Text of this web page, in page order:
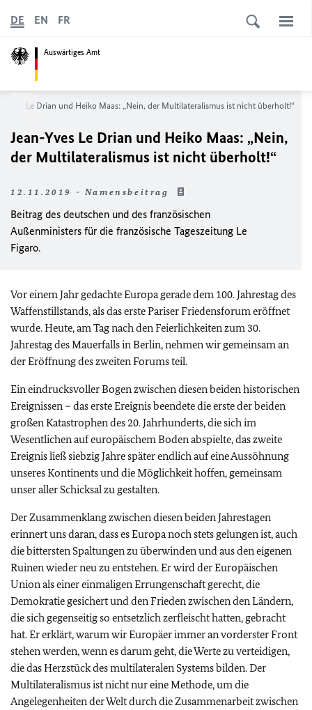
Auswärtiges Amt
DE EN FR
Yves Le Drian und Heiko Maas: „Nein, der Multilateralismus ist nicht überholt!“
Jean-Yves Le Drian und Heiko Maas: „Nein,
der Multilateralismus ist nicht überholt!“
12.11.2019 - Namensbeitrag
Beitrag des deutschen und des französischen
Außenministers für die französische Tageszeitung Le
Figaro.
Vor einem Jahr gedachte Europa gerade dem 100. Jahrestag des
Waffenstillstands, als das erste Pariser Friedensforum eröffnet
wurde. Heute, am Tag nach den Feierlichkeiten zum 30.
Jahrestag des Mauerfalls in Berlin, nehmen wir gemeinsam an
der Eröffnung des zweiten Forums teil.
Ein eindrucksvoller Bogen zwischen diesen beiden historischen
Ereignissen – das erste Ereignis beendete die erste der beiden
großen Katastrophen des 20. Jahrhunderts, die sich im
Wesentlichen auf europäischem Boden abspielte, das zweite
Ereignis ließ siebzig Jahre später endlich auf eine Aussöhnung
unseres Kontinents und die Möglichkeit hoffen, gemeinsam
unser aller Schicksal zu gestalten.
Der Zusammenklang zwischen diesen beiden Jahrestagen
erinnert uns daran, dass es Europa noch stets gelungen ist, auch
die bittersten Spaltungen zu überwinden und aus den eigenen
Ruinen wieder neu zu entstehen. Er wird der Europäischen
Union als einer einmaligen Errungenschaft gerecht, die
Demokratie gesichert und den Frieden zwischen den Ländern,
die sich gegenseitig so entsetzlich zerfleischt hatten, gebracht
hat. Er erklärt, warum wir Europäer immer an vorderster Front
stehen werden, wenn es darum geht, die Werte zu verteidigen,
die das Herzstück des multilateralen Systems bilden. Der
Multilateralismus ist nicht nur eine Methode, um die
Angelegenheiten der Welt durch die Zusammenarbeit zwischen